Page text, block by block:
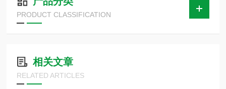
PRODUCT CLASSIFICATION
相关文章
RELATED ARTICLES